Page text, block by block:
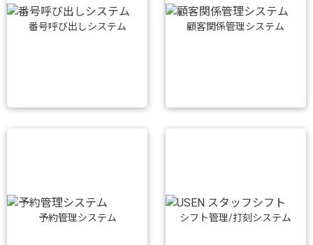
番号呼び出しシステム 顧客関係管理システム
予約管理システム シフト管理/打刻システム